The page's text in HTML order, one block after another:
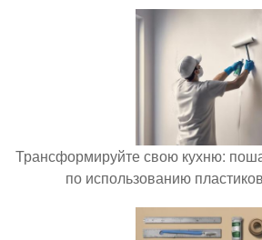
Трансформируйте свою кухню:
по использованию